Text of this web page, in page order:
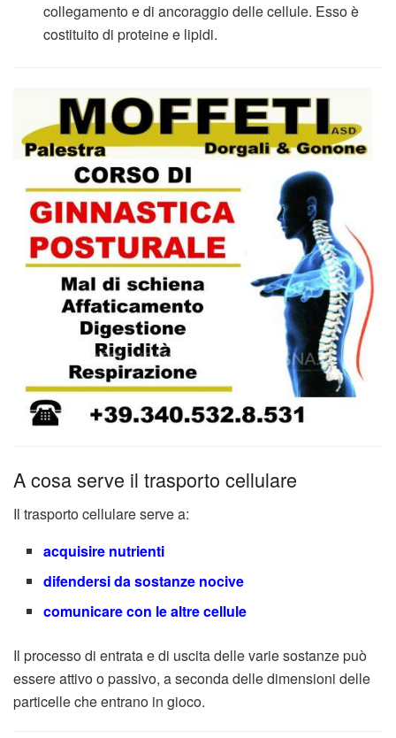
collegamento e di ancoraggio delle cellule. Esso è
costituito di proteine e lipidi.
A cosa serve il trasporto cellulare
Il trasporto cellulare serve a:
acquisire nutrienti
difendersi da sostanze nocive
comunicare con le altre cellule
Il processo di entrata e di uscita delle varie sostanze può
essere attivo o passivo, a seconda delle dimensioni delle
particelle che entrano in gioco.